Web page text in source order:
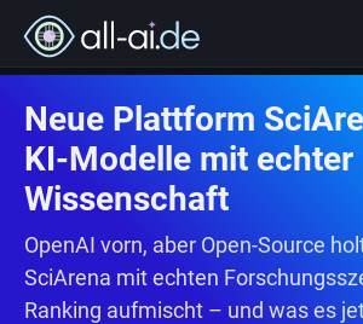
Neue Plattform
KI-Modelle mit echter
Wissenschaft
OpenAI vorn, aber Open-Source
SciArena mit echten
Ranking aufmischt – und was es